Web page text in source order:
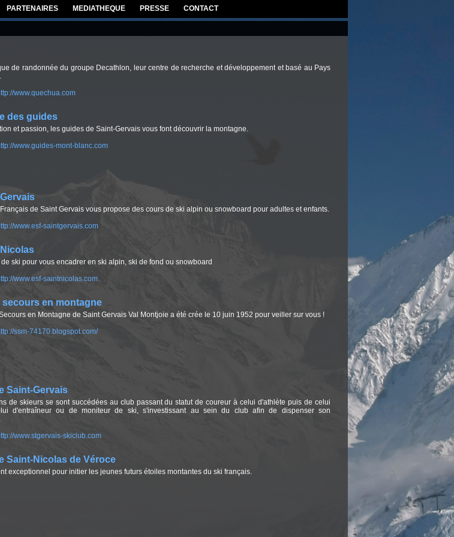
de randonnée du groupe Decathlon, leur centre de recherche et développement et basé au Pays
www.quechua.com
des guides
et passion, les guides de Saint-Gervais vous font découvrir la montagne.
www.guides-mont-blanc.com
de Saint Gervais vous propose des cours de ski alpin ou snowboard pour adultes et enfants.
www.esf-saintgervais.com
ski pour vous encadrer en ski alpin, ski de fond ou snowboard
www.esf-saintnicolas.com
secours en montagne
en Montagne de Saint Gervais Val Montjoie a été crée le 10 juin 1952 pour veiller sur vous !
ssm-74170.blogspot.com/
Saint-Gervais
de skieurs se sont succédées au club passant du statut de coureur à celui d'athlète puis de celui
d'entraîneur ou de moniteur de ski, s'investissant au sein du club afin de dispenser son
www.stgervais-skiclub.com
Saint-Nicolas de Véroce
exceptionnel pour initier les jeunes futurs étoiles montantes du ski français.
PARTENAIRES MEDIATHEQUE PRESSE CONTACT